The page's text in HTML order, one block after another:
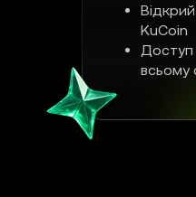
KuCoin
всьому